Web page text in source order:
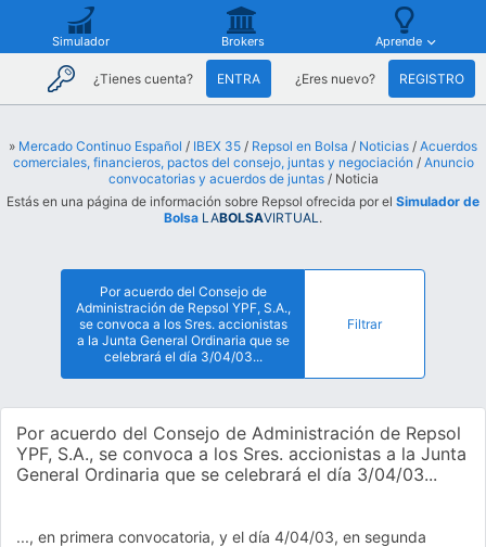
Simulador Brokers Aprende
¿Tienes cuenta? ENTRA ¿Eres nuevo? REGISTRO
» Mercado Continuo Español / IBEX 35 / Repsol en Bolsa / Noticias / Acuerdos
comerciales, financieros, pactos del consejo, juntas y negociación / Anuncio
convocatorias y acuerdos de juntas/ Noticia
Estás en una página de información sobre Repsol ofrecida por el Simulador de
Bolsa LABOLSAVIRTUAL.
Por acuerdo del Consejo de
Administración de Repsol YPF, S.A.,
se convoca a los Sres. accionistas
a la Junta General Ordinaria que se
celebrará el día 3/04/03...
Filtrar
Por acuerdo del Consejo de Administración de Repsol
YPF, S.A., se convoca a los Sres. accionistas a la Junta
General Ordinaria que se celebrará el día 3/04/03...
..., en primera convocatoria, y el día 4/04/03, en segunda